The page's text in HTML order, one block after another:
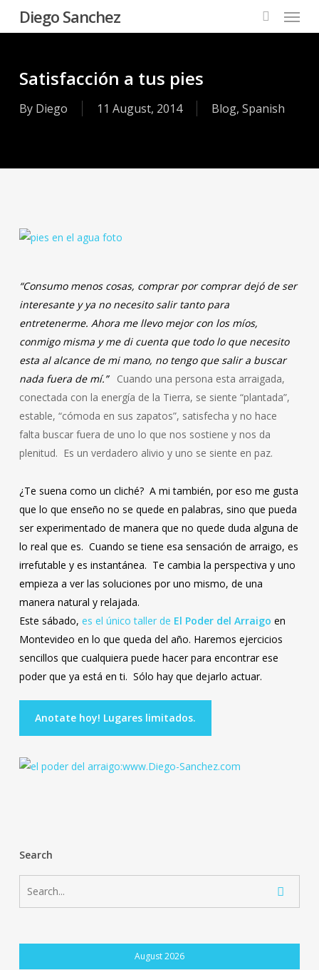
Diego Sanchez
search
Menu
Satisfacción a tus pies
By Diego 11 August, 2014 Blog, Spanish
“Consumo menos cosas, comprar por comprar dejó de ser
interesante y ya no necesito salir tanto para
entretenerme. Ahora me llevo mejor con los míos,
conmigo misma y me di cuenta que todo lo que necesito
esta al alcance de mi mano, no tengo que salir a buscar
nada fuera de mí.” Cuando una persona esta arraigada,
conectada con la energía de la Tierra, se siente “plantada”,
estable, “cómoda en sus zapatos”, satisfecha y no hace
falta buscar fuera de uno lo que nos sostiene y nos da
plenitud. Es un verdadero alivio y uno se siente en paz.
¿Te suena como un cliché? A mi también, por eso me gusta
que lo que enseño no se quede en palabras, sino que pueda
ser experimentado de manera que no quede duda alguna de
lo real que es. Cuando se tiene esa sensación de arraigo, es
irrefutable y es instantánea. Te cambia la perspectiva y uno
empieza a ver las soluciones por uno mismo, de una
manera natural y relajada.
Este sábado, es el único taller de El Poder del Arraigo en
Montevideo en lo que queda del año. Haremos ejercicios
sencillos que cualquiera puede hacer para encontrar ese
poder que ya está en ti. Sólo hay que dejarlo actuar.
Anotate hoy! Lugares limitados.
Search
August 2026